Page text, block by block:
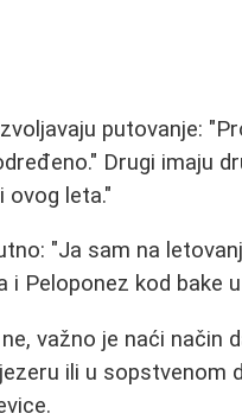
putovanje:
Drugi imaju
ovog leta."
"Ja sam na
i Peloponez kod bake
važno je naći način
ili u